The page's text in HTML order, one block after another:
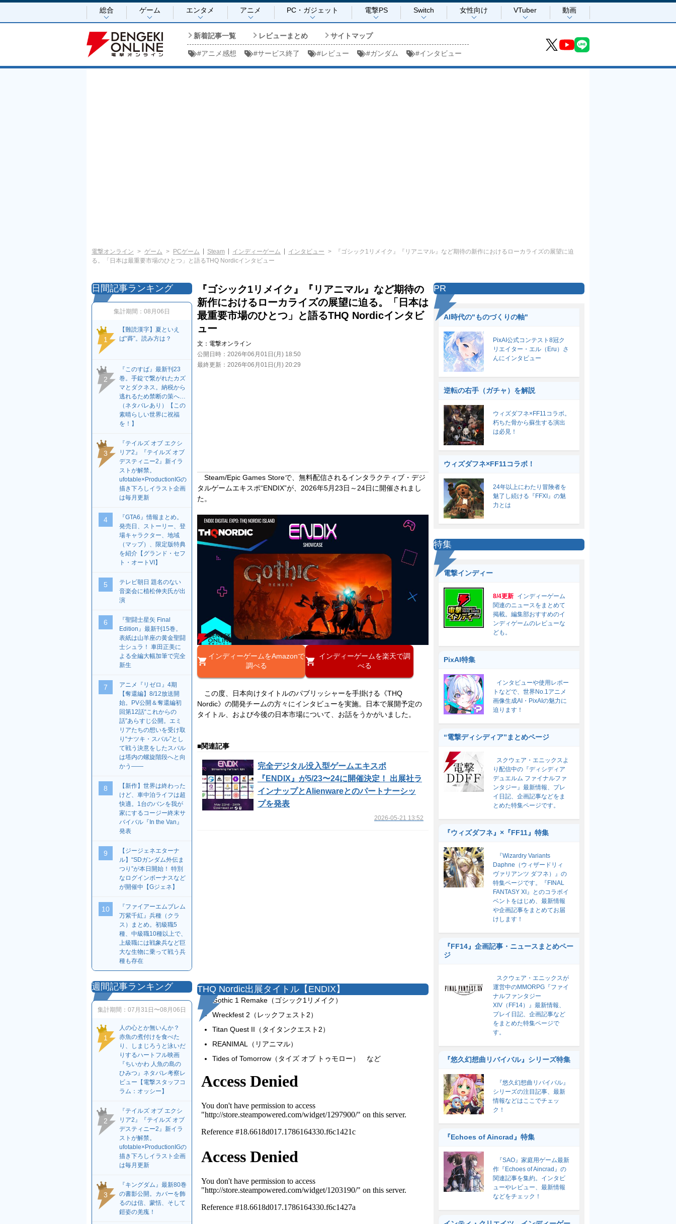
総合 ゲーム エンタメ アニメ PC・ガジェット 電撃PS Switch 女性向け VTuber 動画
新着記事一覧 レビューまとめ サイトマップ
#アニメ感想 #サービス終了 #レビュー #ガンダム #インタビュー
電撃オンライン ゲーム PCゲーム Steam インディーゲーム インタビュー
『ゴシック1リメイク』『リアニマル』など期待の新作におけるローカライズの展望に迫
る。「日本は最重要市場のひとつ」と語るTHQ Nordicインタビュー
『ゴシック1リメイク』『リアニマル』など期待の
新作におけるローカライズの展望に迫る。「日本は
最重要市場のひとつ」と語るTHQ Nordicインタビ
ュー
文： 電撃オンライン
公開日時： 2026年06月01日(月) 18:50
最終更新： 2026年06月01日(月) 20:29
Steam/Epic Games Storeで、無料配信されるインタラクティブ・デジ
タルゲームエキスポ“ENDIX”が、2026年5月23日～24日に開催されまし
た。
インディーゲームをAmazonで
調べる
インディーゲームを楽天で調
べる
この度、日本向けタイトルのパブリッシャーを手掛ける《THQ
Nordic》の開発チームの方々にインタビューを実施。日本で展開予定の
タイトル、および今後の日本市場について、お話をうかがいました。
■関連記事
完全デジタル没入型ゲームエキスポ
『ENDIX』が5/23〜24に開催決定！ 出展社ラ
インナップとAlienwareとのパートナーシッ
プを発表
2026-05-21 13:52
THQ Nordic出展タイトル【ENDIX】
Gothic 1 Remake（ゴシック1リメイク）
Wreckfest 2（レックフェスト2）
Titan Quest II（タイタンクエスト2）
REANIMAL（リアニマル）
Tides of Tomorrow（タイズ オブ トゥモロー） など
日間記事ランキング
集計期間： 08月06日
1
【難読漢字】夏といえ
ば“蕣”。読み方は？
2
『このすば』最新刊23
巻。手錠で繋がれたカズ
マとダクネス。納税から
逃れるため禁断の策へ…
（ネタバレあり）【この
素晴らしい世界に祝福
を！】
3
『テイルズ オブ エクシ
リア2』『テイルズ オブ
デスティニー2』新イラ
ストが解禁。
ufotable×ProductionIGの
描き下ろしイラスト企画
は毎月更新
4
『GTA6』情報まとめ。
発売日、ストーリー、登
場キャラクター、地域
（マップ）、限定版特典
を紹介【グランド・セフ
ト・オートVI】
5
テレビ朝日 題名のない
音楽会に植松伸夫氏が出
演
6
『聖闘士星矢 Final
Edition』最新刊15巻。
表紙は山羊座の黄金聖闘
士シュラ！ 車田正美に
よる全編大幅加筆で完全
新生
7
アニメ『リゼロ』4期
【奪還編】8/12放送開
始。PV公開＆奪還編初
回第12話“これからの
話”あらすじ公開。エミ
リアたちの想いを受け取
り“ナツキ・スバル”とし
て戦う決意をしたスバル
は塔内の螺旋階段へと向
かう――
8
【新作】世界は終わった
けど、車中泊ライフは超
快適。1台のバンを我が
家にするコージー終末サ
バイバル『In the Van』
発表
9
【ジージェネエターナ
ル】“SDガンダム外伝ま
つり”が本日開始！ 特別
なログインボーナスなど
が開催中【Gジェネ】
10
『ファイアーエムブレム
万紫千紅』兵種（クラ
ス）まとめ。初級職5
種、中級職10種以上で、
上級職には戦象兵など巨
大な生物に乗って戦う兵
種も存在
週間記事ランキング
集計期間： 07月31日〜08月06日
1
人の心とか無いんか？
赤魚の煮付けを食べた
り、しまじろうと泳いだ
りするハートフル映画
『ちいかわ 人魚の島の
ひみつ』ネタバレ考察レ
ビュー【電撃スタッフコ
ラム：オッシー】
2
『テイルズ オブ エクシ
リア2』『テイルズ オブ
デスティニー2』新イラ
ストが解禁。
ufotable×ProductionIGの
描き下ろしイラスト企画
は毎月更新
3
『キングダム』最新80巻
の書影公開。カバーを飾
るのは信、蒙恬、そして
鎧姿の羌瘣！
PR
AI時代の"ものづくりの軸"
PixAI公式コンテスト8冠ク
リエイター・エル（Eru）さ
んにインタビュー
逆転の右手（ガチャ）を解説
ウィズダフネ×FF11コラボ。
朽ちた骨から蘇生する演出
は必見！
ウィズダフネ×FF11コラボ！
24年以上にわたり冒険者を
魅了し続ける『FFXI』の魅
力とは
特集
電撃インディー
8/4更新 インディーゲーム
関連のニュースをまとめて
掲載。編集部おすすめのイ
ンディゲームのレビューな
ども。
PixAI特集
インタビューや使用レポー
トなどで、世界No.1アニメ
画像生成AI・PixAIの魅力に
迫ります！
“電撃ディシディア”まとめページ
スクウェア・エニックスよ
り配信中の『ディシディア
デュエルム ファイナルファ
ンタジー』最新情報、プレ
イ日記、企画記事などをま
とめた特集ページです。
『ウィズダフネ』×『FF11』特集
『Wizardry Variants
Daphne（ウィザードリィ
ヴァリアンツ ダフネ）』の
特集ページです。『FINAL
FANTASY XI』とのコラボイ
ベントをはじめ、最新情報
や企画記事をまとめてお届
けします！
『FF14』企画記事・ニュースまとめペー
ジ
スクウェア・エニックスが
運営中のMMORPG『ファイ
ナルファンタジー
XIV（FF14）』最新情報、
プレイ日記、企画記事など
をまとめた特集ページで
す。
『悠久幻想曲リバイバル』シリーズ特集
『悠久幻想曲リバイバル』
シリーズの注目記事、最新
情報などはここでチェッ
ク！
『Echoes of Aincrad』特集
『SAO』家庭用ゲーム最新
作『Echoes of Aincrad』の
関連記事を集約。インタビ
ューやレビュー、最新情報
などをチェック！